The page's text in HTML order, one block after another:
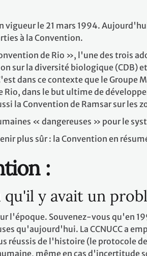
vigueur le 21 mars 1994.
à la Convention.
de Rio », l'une des trois
sur la diversité biologique (CDB)
dans ce contexte que le Groupe
Rio, dans le but ultime de
la Convention de Ramsar sur les
« dangereuses » pour le
plus sûr : la Convention en
:
qu'il y avait un
l'époque. Souvenez-vous qu'en
qu'aujourd'hui. La CCNUCC a
réussis de l'histoire (le protocole
même en cas d'incertitude